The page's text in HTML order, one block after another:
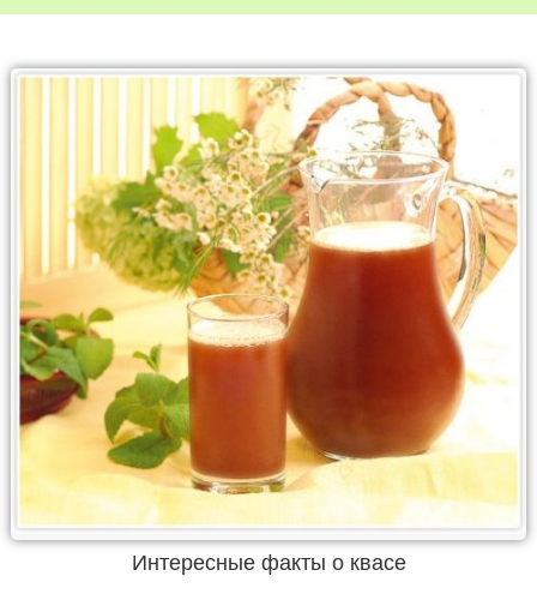
Интересные факты о квасе